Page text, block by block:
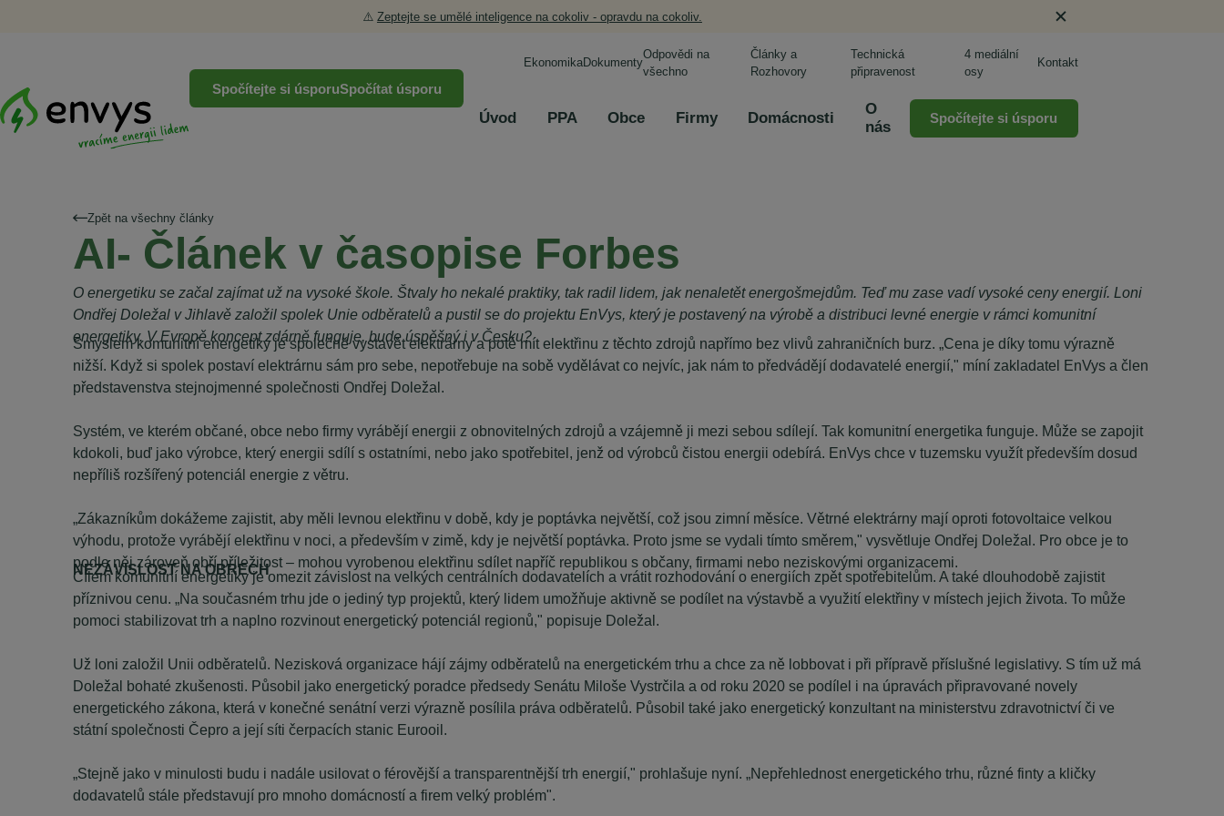
⚠️ Zeptejte se umělé inteligence na cokoliv - opravdu na cokoliv.
Spočítejte si úsporuSpočítat úsporu
EkonomikaDokumenty
Odpovědi na
všechno
Články a
Rozhovory
Technická
připravenost
4 mediální
osy
Kontakt
Úvod PPA Obce Firmy Domácnosti
O
nás
Spočítejte si úsporu
Zpět na všechny články
AI- Článek v časopise Forbes
O energetiku se začal zajímat už na vysoké škole. Štvaly ho nekalé praktiky, tak radil lidem, jak nenaletět energošmejdům. Teď mu zase vadí vysoké ceny energií. Loni
Ondřej Doležal v Jihlavě založil spolek Unie odběratelů a pustil se do projektu EnVys, který je postavený na výrobě a distribuci levné energie v rámci komunitní
energetiky. V Evropě koncept zdárně funguje, bude úspěšný i v Česku?
Smyslem komunitní energetiky je společně vystavět elektrárny a poté mít elektřinu z těchto zdrojů napřímo bez vlivů zahraničních burz. „Cena je díky tomu výrazně
nižší. Když si spolek postaví elektrárnu sám pro sebe, nepotřebuje na sobě vydělávat co nejvíc, jak nám to předvádějí dodavatelé energií," míní zakladatel EnVys a člen
představenstva stejnojmenné společnosti Ondřej Doležal.
Systém, ve kterém občané, obce nebo firmy vyrábějí energii z obnovitelných zdrojů a vzájemně ji mezi sebou sdílejí. Tak komunitní energetika funguje. Může se zapojit
kdokoli, buď jako výrobce, který energii sdílí s ostatními, nebo jako spotřebitel, jenž od výrobců čistou energii odebírá. EnVys chce v tuzemsku využít především dosud
nepříliš rozšířený potenciál energie z větru.
„Zákazníkům dokážeme zajistit, aby měli levnou elektřinu v době, kdy je poptávka největší, což jsou zimní měsíce. Větrné elektrárny mají oproti fotovoltaice velkou
výhodu, protože vyrábějí elektřinu v noci, a především v zimě, kdy je největší poptávka. Proto jsme se vydali tímto směrem," vysvětluje Ondřej Doležal. Pro obce je to
podle něj zároveň obří příležitost – mohou vyrobenou elektřinu sdílet napříč republikou s občany, firmami nebo neziskovými organizacemi.
NEZÁVISLOST NA OBRECH
Cílem komunitní energetiky je omezit závislost na velkých centrálních dodavatelích a vrátit rozhodování o energiích zpět spotřebitelům. A také dlouhodobě zajistit
příznivou cenu. „Na současném trhu jde o jediný typ projektů, který lidem umožňuje aktivně se podílet na výstavbě a využití elektřiny v místech jejich života. To může
pomoci stabilizovat trh a naplno rozvinout energetický potenciál regionů," popisuje Doležal.
Už loni založil Unii odběratelů. Nezisková organizace hájí zájmy odběratelů na energetickém trhu a chce za ně lobbovat i při přípravě příslušné legislativy. S tím už má
Doležal bohaté zkušenosti. Působil jako energetický poradce předsedy Senátu Miloše Vystrčila a od roku 2020 se podílel i na úpravách připravované novely
energetického zákona, která v konečné senátní verzi výrazně posílila práva odběratelů. Působil také jako energetický konzultant na ministerstvu zdravotnictví či ve
státní společnosti Čepro a její síti čerpacích stanic Eurooil.
„Stejně jako v minulosti budu i nadále usilovat o férovější a transparentnější trh energií," prohlašuje nyní. „Nepřehlednost energetického trhu, různé finty a kličky
dodavatelů stále představují pro mnoho domácností a firem velký problém".